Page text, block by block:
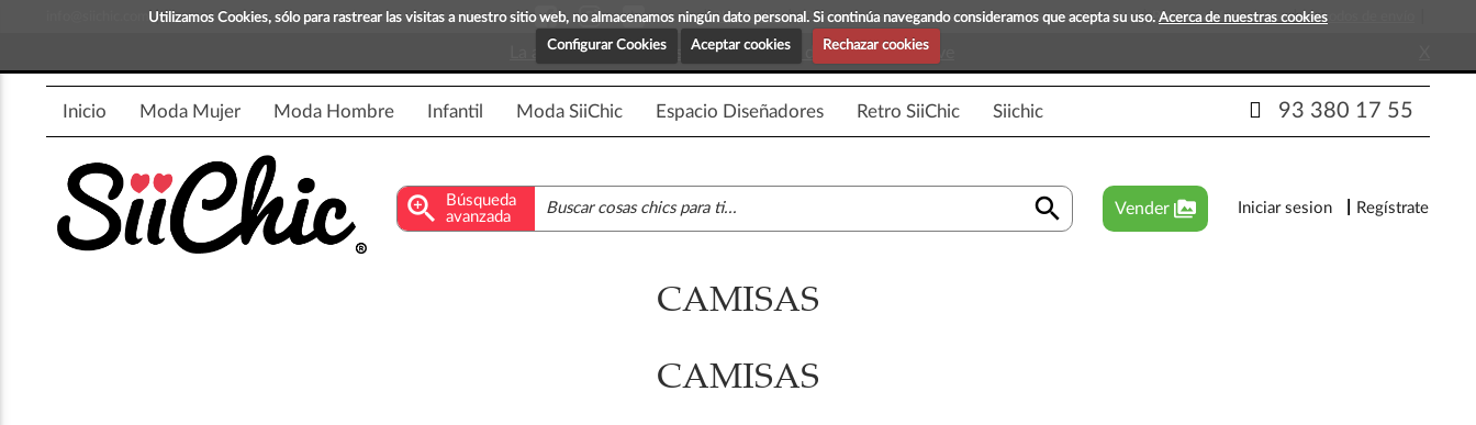
Utilizamos Cookies, sólo para rastrear las visitas a nuestro sitio web, no almacenamos ningún dato personal. Si continúa navegando consideramos que acepta su uso. Acerca de nuestras cookies
Configurar Cookies
Aceptar cookies Rechazar cookies
¡Compra y vende moda! Blog Siichic ¡Descubre maravillosas prendas que esperan tu visita! Preguntas frecuentes Métodos de envío
La app para android esta en fase beta, disponible en breve
Inicio Moda Mujer Moda Hombre Infantil Moda SiiChic Espacio Diseñadores Retro SiiChic Siichic 93 380 17 55
zoom_in
Búsqueda
avanzada
search Vender perm_media Iniciar sesion Regístrate
CAMISAS
CAMISAS